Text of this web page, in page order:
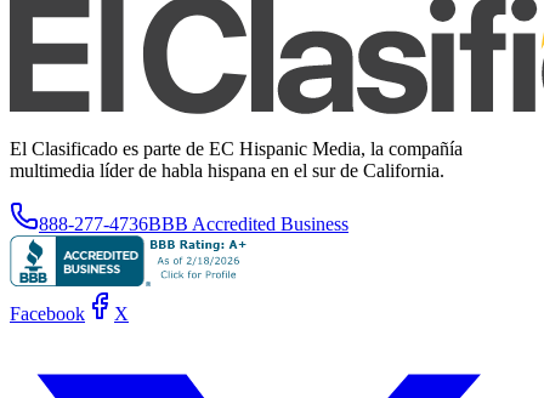
El Clasificado es parte de EC Hispanic Media, la compañía
multimedia líder de habla hispana en el sur de California.
888-277-4736BBB Accredited Business
Facebook X